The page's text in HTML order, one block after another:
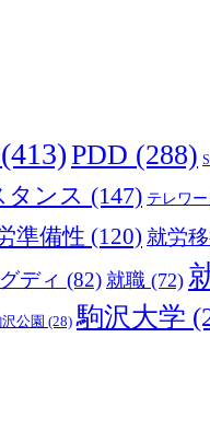
(413)PDD (288)
タンス (147) テレワー
準備性 (120) 就労
ディ (82) 就職 (72)
公園 (28) 駒沢大学